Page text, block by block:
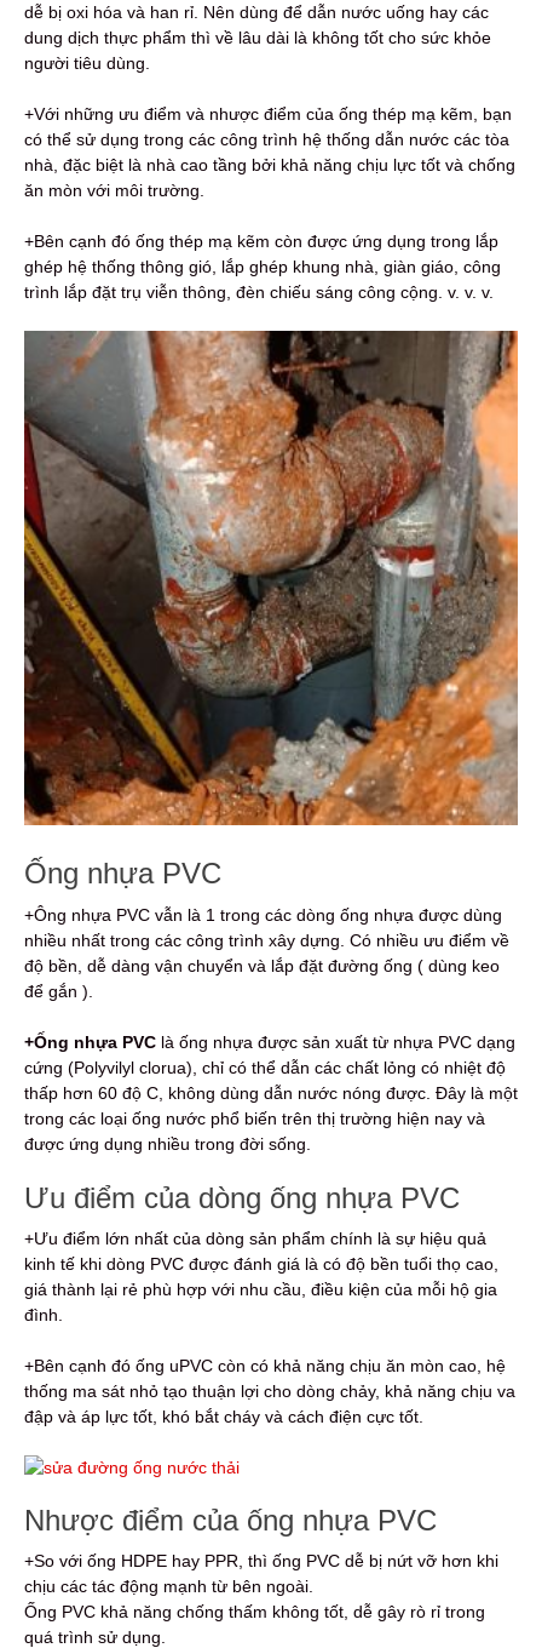
dễ bị oxi hóa và han rỉ. Nên dùng để dẫn nước uống hay các
dung dịch thực phẩm thì về lâu dài là không tốt cho sức khỏe
người tiêu dùng.
+Với những ưu điểm và nhược điểm của ống thép mạ kẽm, bạn
có thể sử dụng trong các công trình hệ thống dẫn nước các tòa
nhà, đặc biệt là nhà cao tầng bởi khả năng chịu lực tốt và chống
ăn mòn với môi trường.
+Bên cạnh đó ống thép mạ kẽm còn được ứng dụng trong lắp
ghép hệ thống thông gió, lắp ghép khung nhà, giàn giáo, công
trình lắp đặt trụ viễn thông, đèn chiếu sáng công cộng. v. v. v.
Ống nhựa PVC
+Ông nhựa PVC vẫn là 1 trong các dòng ống nhựa được dùng
nhiều nhất trong các công trình xây dựng. Có nhiều ưu điểm về
độ bền, dễ dàng vận chuyển và lắp đặt đường ống ( dùng keo
để gắn ).
+Ống nhựa PVC là ống nhựa được sản xuất từ nhựa PVC dạng
cứng (Polyvilyl clorua), chỉ có thể dẫn các chất lỏng có nhiệt độ
thấp hơn 60 độ C, không dùng dẫn nước nóng được. Đây là một
trong các loại ống nước phổ biến trên thị trường hiện nay và
được ứng dụng nhiều trong đời sống.
Ưu điểm của dòng ống nhựa PVC
+Ưu điểm lớn nhất của dòng sản phẩm chính là sự hiệu quả
kinh tế khi dòng PVC được đánh giá là có độ bền tuổi thọ cao,
giá thành lại rẻ phù hợp với nhu cầu, điều kiện của mỗi hộ gia
đình.
+Bên cạnh đó ống uPVC còn có khả năng chịu ăn mòn cao, hệ
thống ma sát nhỏ tạo thuận lợi cho dòng chảy, khả năng chịu va
đập và áp lực tốt, khó bắt cháy và cách điện cực tốt.
Nhược điểm của ống nhựa PVC
+So với ống HDPE hay PPR, thì ống PVC dễ bị nứt vỡ hơn khi
chịu các tác động mạnh từ bên ngoài.
Ống PVC khả năng chống thấm không tốt, dễ gây rò rỉ trong
quá trình sử dụng.